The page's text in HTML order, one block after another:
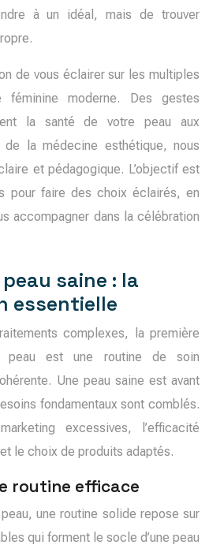
à un idéal, mais de trouver
de vous éclairer sur les multiples
moderne. Des gestes
la santé de votre peau aux
la médecine esthétique, nous
et pédagogique. L’objectif est
pour faire des choix éclairés, en
accompagner dans la célébration
saine : la
essentielle
complexes, la première
peau est une routine de soin
Une peau saine est avant
fondamentaux sont comblés.
excessives, l’efficacité
le choix de produits adaptés.
routine efficace
une routine solide repose sur
qui forment le socle d’une peau